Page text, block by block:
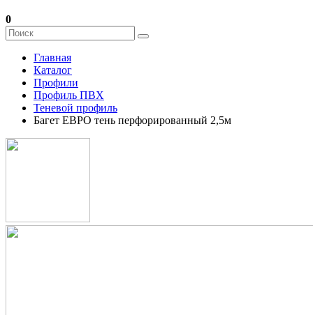
0
Главная
Каталог
Профили
Профиль ПВХ
Теневой профиль
Багет ЕВРО тень перфорированный 2,5м